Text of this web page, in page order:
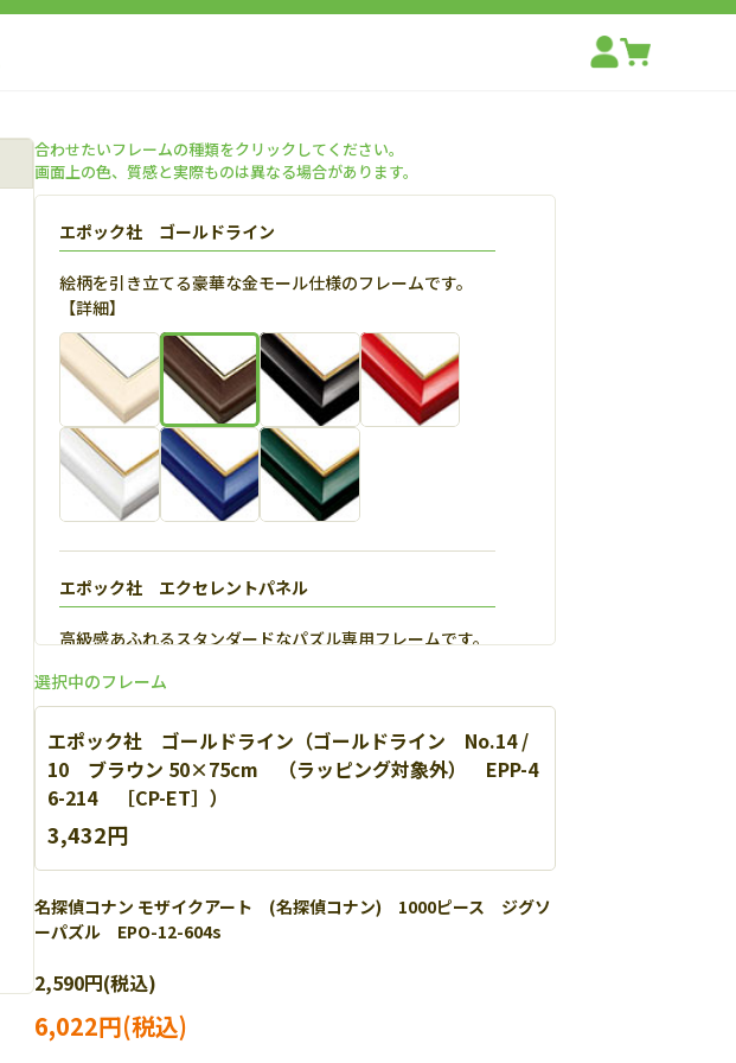
合わせたいフレームの種類をクリックしてください。
画面上の色、質感と実際ものは異なる場合があります。
エポック社 ゴールドライン
絵柄を引き立てる豪華な金モール仕様のフレームです。
【詳細】
エポック社 エクセレントパネル
高級感あふれるスタンダードなパズル専用フレームです。
エポック社 パネルマックス
選択中のフレーム
エポック社 ゴールドライン（ゴールドライン No.14 /
10 ブラウン 50×75cm （ラッピング対象外） EPP-4
6-214 ［CP-ET］）
3,432円
名探偵コナン モザイクアート (名探偵コナン) 1000ピース ジグソ
ーパズル EPO-12-604s
2,590円(税込)
6,022円(税込)